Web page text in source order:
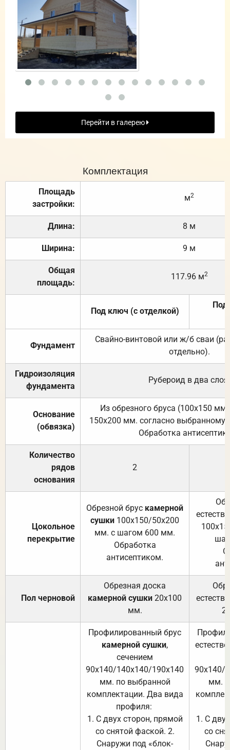
Перейти в галерею
Комплектация
Площадь
застройки:
м2
Длина: 8 м
Ширина: 9 м
Общая
площадь:
117.96 м2
Под ключ (с отделкой)
Под
Фундамент
Свайно-винтовой или ж/б сваи
отдельно).
Гидроизоляция
фундамента
Рубероид в два слоя.
Основание
(обвязка)
Из обрезного бруса (100х150
150х200 мм. согласно выбранному
Обработка
Количество
рядов
основания
2
Цокольное
перекрытие
Обрезной брус камерной
сушки 100х150/50х200
мм. с шагом 600 мм.
Обработка
антисептиком.
Пол черновой
Обрезная доска
камерной сушки 20х100
мм.
Профилированный брус
камерной сушки,
сечением
90х140/140х140/190х140
мм. по выбранной
комплектации. Два вида
профиля:
1. С двух сторон, прямой
со снятой фаской. 2.
Снаружи под «блок-
90х140/
мм.
1. С
со